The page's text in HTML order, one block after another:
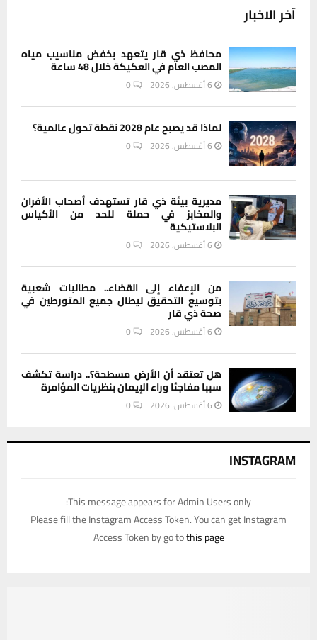
آخر الاخبار
محافظ ذي قار يتعهد بخفض مناسيب مياه
المصب العام في العكيكة خلال 48 ساعة
6 أغسطس، 2026 0
لماذا قد يصبح عام 2028 نقطة تحول عالمية؟
6 أغسطس، 2026 0
مديرية بيئة ذي قار تستهدف أصحاب الأفران
والمخابز في حملة للحد من الأكياس
البلاستيكية
6 أغسطس، 2026 0
من الإعفاء إلى القضاء.. مطالبات شعبية
بتوسيع التحقيق ليطال جميع المتورطين في
صحة ذي قار
6 أغسطس، 2026 0
هل تعتقد أن الأرض مسطحة؟.. دراسة تكشف
سببا مفاجئا وراء الإيمان بنظريات المؤامرة
6 أغسطس، 2026 0
INSTAGRAM
This message appears for Admin Users only:
Please fill the Instagram Access Token. You can get Instagram
Access Token by go tothis page